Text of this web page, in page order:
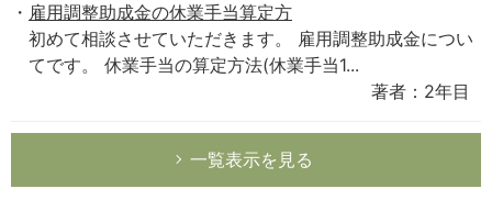
雇用調整助成金の休業手当算定方
初めて相談させていただきます。 雇用調整助成金につい
てです。 休業手当の算定方法(休業手当1...
著者：2年目
一覧表示を見る